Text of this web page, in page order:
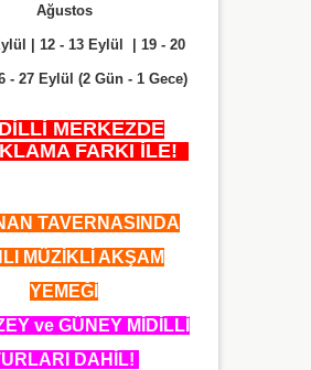
Ağustos
| 12 - 13 Eylül | 19 - 20
- 27 Eylül (2 Gün - 1 Gece)
MERKEZDE
FARKI İLE!
TAVERNASINDA
MÜZİKLİ AKŞAM
YEMEĞİ
ve GÜNEY MİDİLLİ
DAHİL!